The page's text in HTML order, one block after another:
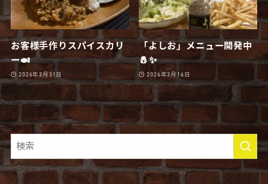
お客様手作りスパイスカリ
ー🍛
2026年3月31日
「よしお」メニュー開発中
🧂✨
2026年3月16日